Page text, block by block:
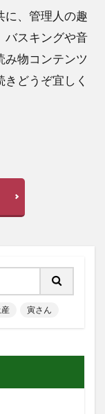
に、管理人の趣
バスキングや音
み物コンテンツ
どうぞ宜しく
寅さん